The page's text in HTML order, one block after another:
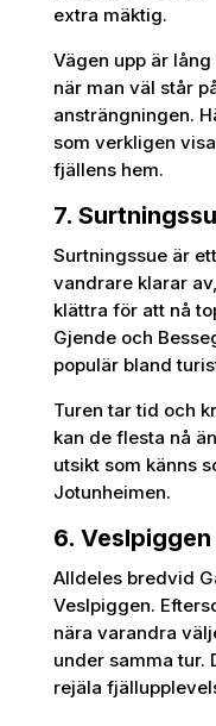
extra mäktig.
Vägen upp är
när man väl står
ansträngningen.
som verkligen
fjällens hem.
7.
Surtningssue är
vandrare klarar
klättra för att nå
Gjende och
populär bland
Turen tar tid och
kan de flesta nå
utsikt som känns
Jotunheimen.
6.
Alldeles bredvid
Veslpiggen.
nära varandra
under samma tur.
rejäla